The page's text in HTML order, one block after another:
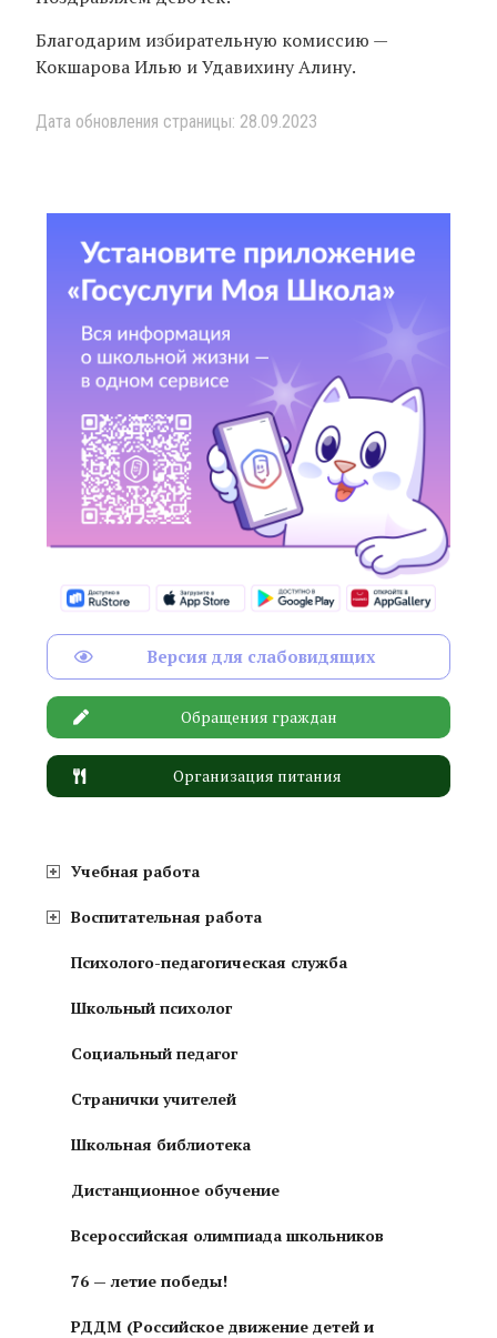
Благодарим избирательную комиссию —
Кокшарова Илью и Удавихину Алину.
Дата обновления страницы: 28.09.2023
Версия для слабовидящих
Обращения граждан
Организация питания
Учебная работа
Воспитательная работа
Психолого-педагогическая служба
Школьный психолог
Социальный педагог
Странички учителей
Школьная библиотека
Дистанционное обучение
Всероссийская олимпиада школьников
76 — летие победы!
РДДМ (Российское движение детей и